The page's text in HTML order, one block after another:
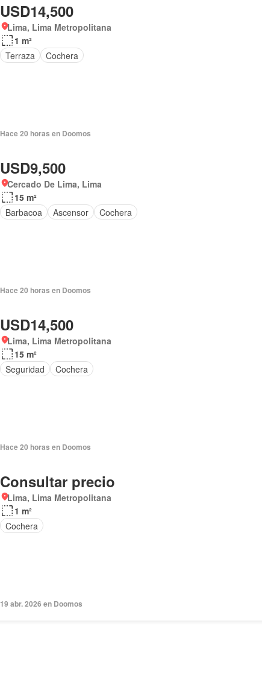
USD14,500
Lima, Lima Metropolitana
1 m²
Terraza
Cochera
Hace 20 horas en Doomos
USD9,500
Cercado De Lima, Lima
15 m²
Barbacoa
Ascensor Cochera
Hace 20 horas en Doomos
USD14,500
Lima, Lima Metropolitana
15 m²
Seguridad
Cochera
Hace 20 horas en Doomos
Consultar precio
Lima, Lima Metropolitana
1 m²
Cochera
19 abr. 2026 en Doomos